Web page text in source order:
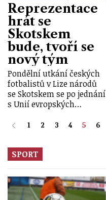
Reprezentace
hrát se
Skotskem
bude, tvoří se
nový tým
Pondělní utkání českých
fotbalistů v Lize národů
se Skotskem se po jednání
s Unií evropských…
1 2 3 4 5 6
SPORT